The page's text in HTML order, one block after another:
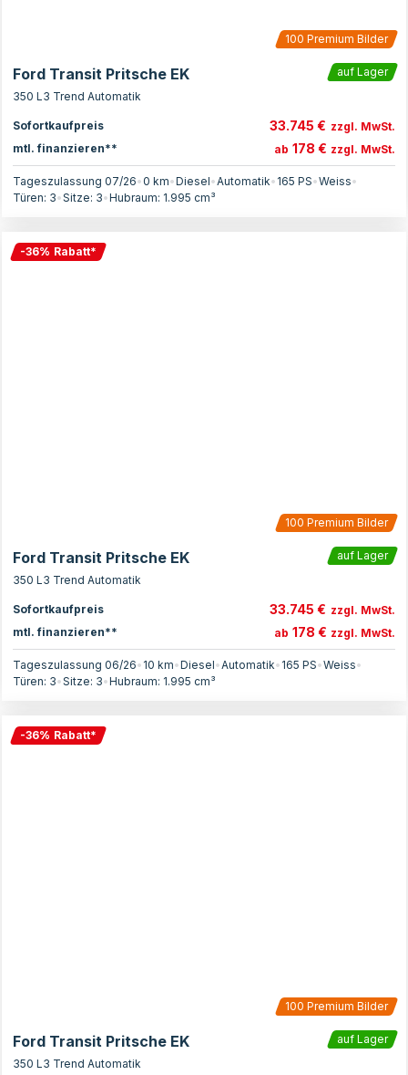
100 Premium Bilder
Ford Transit Pritsche EK
auf Lager
350 L3 Trend Automatik
Sofortkaufpreis 33.745 € zzgl. MwSt.
mtl. finanzieren**
ab 178 € zzgl. MwSt.
Tageszulassung 07/26•0 km•Diesel•Automatik• 165 PS•Weiss•
Türen: 3•Sitze: 3•Hubraum: 1.995 cm³
-36% Rabatt*
100 Premium Bilder
Ford Transit Pritsche EK
auf Lager
350 L3 Trend Automatik
Sofortkaufpreis 33.745 € zzgl. MwSt.
mtl. finanzieren**
ab 178 € zzgl. MwSt.
Tageszulassung 06/26• 10 km•Diesel•Automatik• 165 PS•Weiss•
Türen: 3•Sitze: 3•Hubraum: 1.995 cm³
-36% Rabatt*
100 Premium Bilder
Ford Transit Pritsche EK
auf Lager
350 L3 Trend Automatik